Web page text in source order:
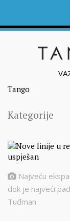
Tango
Kategorije
Najveću
dok je najveći
Tuđman